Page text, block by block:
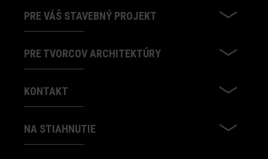
PRE VÁŠ STAVEBNÝ PROJEKT
PRE TVORCOV ARCHITEKTÚRY
KONTAKT
NA STIAHNUTIE